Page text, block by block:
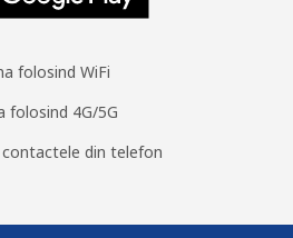
folosind WiFi
folosind 4G/5G
din telefon